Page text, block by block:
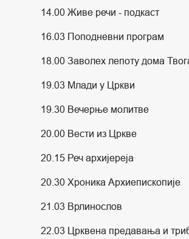
14.00 Живе речи - подкаст
16.03 Поподневни програм
18.00 Заволех лепоту дома
19.03 Млади у Цркви
19.30 Вечерње молитве
20.00 Вести из Цркве
20.15 Реч архијереја
20.30 Хроника Архиепископије
21.03 Врлинослов
22.03 Црквена предавања и